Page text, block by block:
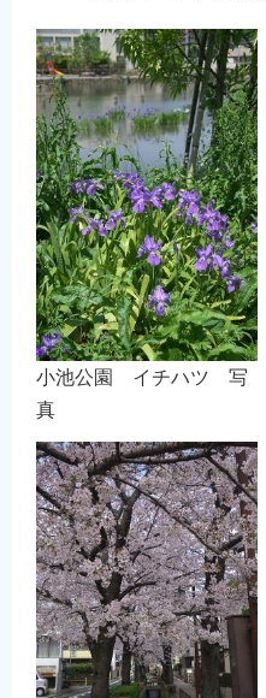
小池公園 イチハツ 写
真